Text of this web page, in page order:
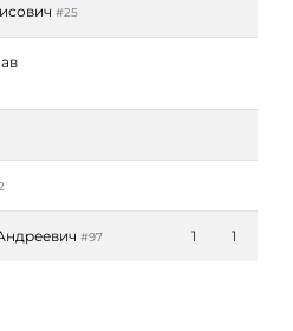
#25
#97 1 1